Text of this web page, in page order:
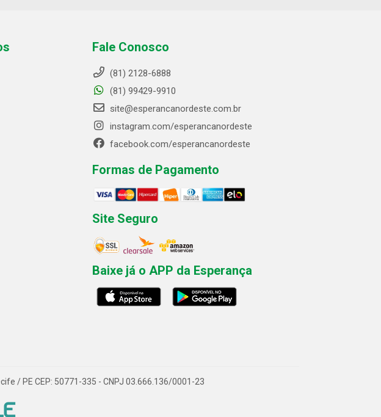
Fale Conosco
(81) 2128-6888
(81) 99429-9910
site@esperancanordeste.com.br
instagram.com/esperancanordeste
facebook.com/esperancanordeste
Formas de Pagamento
Site Seguro
Baixe já o APP da Esperança
/ PE CEP: 50771-335 - CNPJ 03.666.136/0001-23